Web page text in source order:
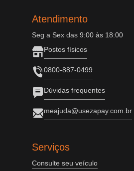
Atendimento
Seg a Sex das 9:00 às 18:00
Postos físicos
0800-887-0499
Dúvidas frequentes
meajuda@usezapay.com.br
Serviços
Consulte seu veículo